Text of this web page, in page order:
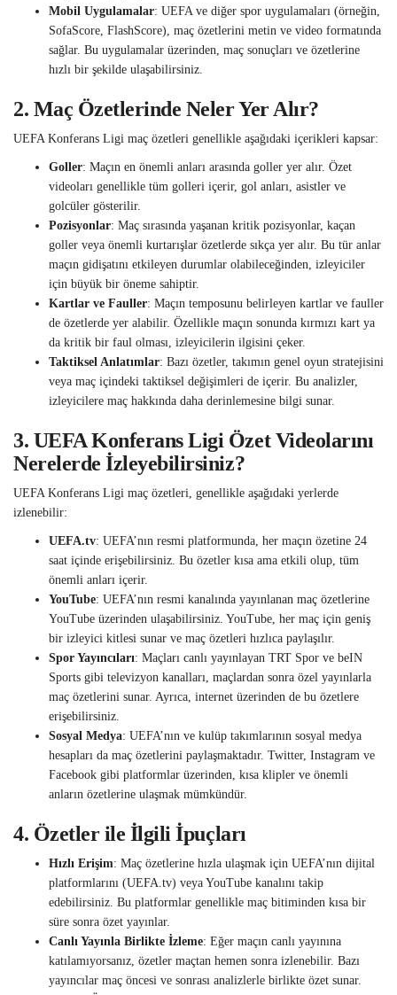
Mobil Uygulamalar: UEFA ve diğer spor uygulamaları (örneğin,
SofaScore, FlashScore), maç özetlerini metin ve video formatında
sağlar. Bu uygulamalar üzerinden, maç sonuçları ve özetlerine
hızlı bir şekilde ulaşabilirsiniz.
2. Maç Özetlerinde Neler Yer Alır?
UEFA Konferans Ligi maç özetleri genellikle aşağıdaki içerikleri kapsar:
Goller: Maçın en önemli anları arasında goller yer alır. Özet
videoları genellikle tüm golleri içerir, gol anları, asistler ve
golcüler gösterilir.
Pozisyonlar: Maç sırasında yaşanan kritik pozisyonlar, kaçan
goller veya önemli kurtarışlar özetlerde sıkça yer alır. Bu tür anlar
maçın gidişatını etkileyen durumlar olabileceğinden, izleyiciler
için büyük bir öneme sahiptir.
Kartlar ve Fauller: Maçın temposunu belirleyen kartlar ve fauller
de özetlerde yer alabilir. Özellikle maçın sonunda kırmızı kart ya
da kritik bir faul olması, izleyicilerin ilgisini çeker.
Taktiksel Anlatımlar: Bazı özetler, takımın genel oyun stratejisini
veya maç içindeki taktiksel değişimleri de içerir. Bu analizler,
izleyicilere maç hakkında daha derinlemesine bilgi sunar.
3. UEFA Konferans Ligi Özet Videolarını
Nerelerde İzleyebilirsiniz?
UEFA Konferans Ligi maç özetleri, genellikle aşağıdaki yerlerde
izlenebilir:
UEFA.tv: UEFA’nın resmi platformunda, her maçın özetine 24
saat içinde erişebilirsiniz. Bu özetler kısa ama etkili olup, tüm
önemli anları içerir.
YouTube: UEFA’nın resmi kanalında yayınlanan maç özetlerine
YouTube üzerinden ulaşabilirsiniz. YouTube, her maç için geniş
bir izleyici kitlesi sunar ve maç özetleri hızlıca paylaşılır.
Spor Yayıncıları: Maçları canlı yayınlayan TRT Spor ve beIN
Sports gibi televizyon kanalları, maçlardan sonra özel yayınlarla
maç özetlerini sunar. Ayrıca, internet üzerinden de bu özetlere
erişebilirsiniz.
Sosyal Medya: UEFA’nın ve kulüp takımlarının sosyal medya
hesapları da maç özetlerini paylaşmaktadır. Twitter, Instagram ve
Facebook gibi platformlar üzerinden, kısa klipler ve önemli
anların özetlerine ulaşmak mümkündür.
4. Özetler ile İlgili İpuçları
Hızlı Erişim: Maç özetlerine hızla ulaşmak için UEFA’nın dijital
platformlarını (UEFA.tv) veya YouTube kanalını takip
edebilirsiniz. Bu platformlar genellikle maç bitiminden kısa bir
süre sonra özet yayınlar.
Canlı Yayınla Birlikte İzleme: Eğer maçın canlı yayınına
katılamıyorsanız, özetler maçtan hemen sonra izlenebilir. Bazı
yayıncılar maç öncesi ve sonrası analizlerle birlikte özet sunar.